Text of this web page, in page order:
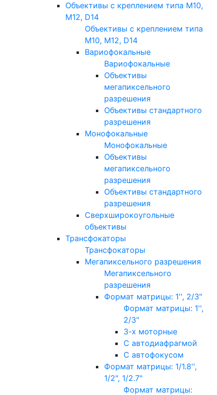
Объективы с креплением типа M10,
M12, D14
Объективы с креплением типа
M10, M12, D14
Вариофокальные
Вариофокальные
Объективы
мегапиксельного
разрешения
Объективы стандартного
разрешения
Монофокальные
Монофокальные
Объективы
мегапиксельного
разрешения
Объективы стандартного
разрешения
Сверхширокоугольные
объективы
Трансфокаторы
Трансфокаторы
Мегапиксельного разрешения
Мегапиксельного
разрешения
Формат матрицы: 1'', 2/3"
Формат матрицы: 1'',
2/3"
3-х моторные
С автодиафрагмой
С автофокусом
Формат матрицы: 1/1.8'',
1/2", 1/2.7"
Формат матрицы: